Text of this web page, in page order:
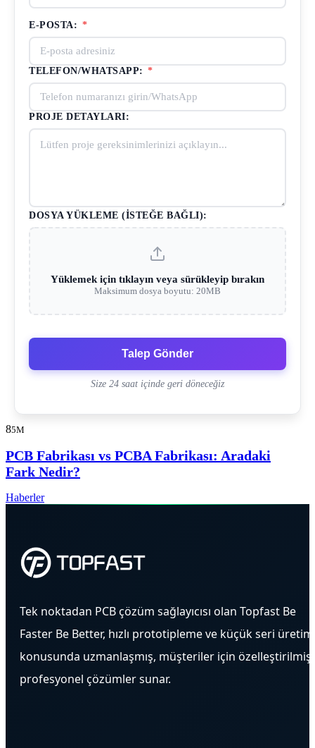
E-POSTA: *
TELEFON/WHATSAPP: *
PROJE DETAYLARI:
DOSYA YÜKLEME (İSTEĞE BAĞLI):
Yüklemek için tıklayın veya sürükleyip bırakın
Maksimum dosya boyutu: 20MB
Talep Gönder
Size 24 saat içinde geri döneceğiz
85M
PCB Fabrikası vs PCBA Fabrikası: Aradaki
Fark Nedir?
Haberler
Tek noktadan PCB çözüm sağlayıcısı olan Topfast Be
Faster Be Better, hızlı prototipleme ve küçük seri üretim
konusunda uzmanlaşmış, müşteriler için özelleştirilmiş
profesyonel çözümler sunar.